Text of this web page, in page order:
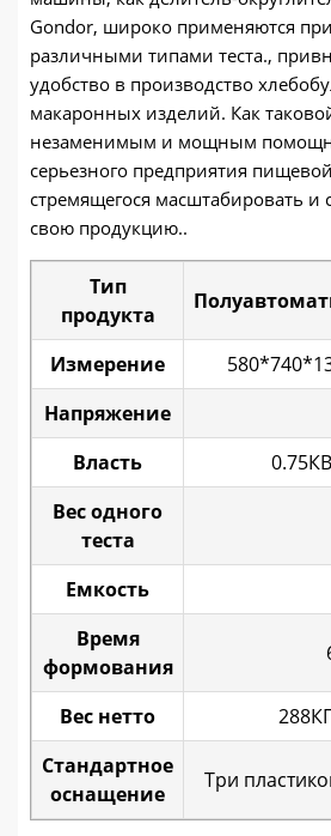
Gondor, широко применяются
различными типами теста.,
удобство в производство
макаронных изделий. Как
незаменимым и мощным
серьезного предприятия
стремящегося масштабировать и
свою продукцию..
Тип
продукта
Измерение
Напряжение
Власть
Вес одного
теста
Емкость
Время
формования
Вес нетто 288КГ
Стандартное
оснащение
Три